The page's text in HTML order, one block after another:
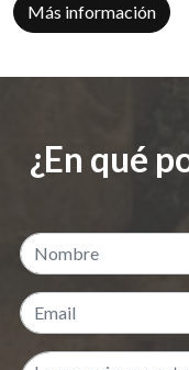
Más información
¿En qué